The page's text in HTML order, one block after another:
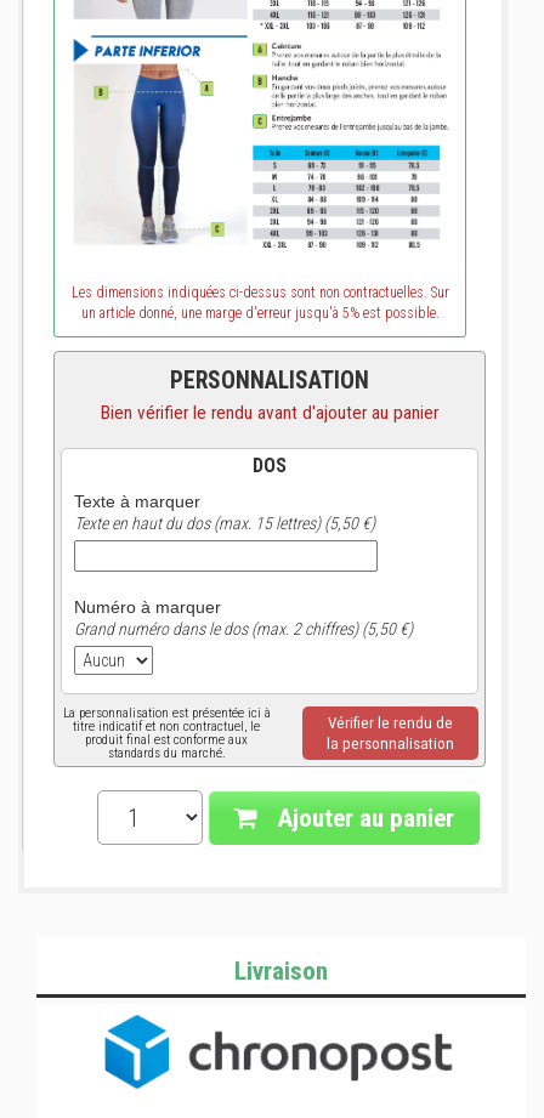
Les dimensions indiquées ci-dessus sont non contractuelles. Sur
un article donné, une marge d'erreur jusqu'à 5% est possible.
PERSONNALISATION
Bien vérifier le rendu avant d'ajouter au panier
DOS
Texte à marquer
Texte en haut du dos (max. 15 lettres) (5,50 €)
Numéro à marquer
Grand numéro dans le dos (max. 2 chiffres) (5,50 €)
La personnalisation est présentée ici à
titre indicatif et non contractuel, le
produit final est conforme aux
standards du marché.
Vérifier le rendu de
la personnalisation
Ajouter au panier
Livraison